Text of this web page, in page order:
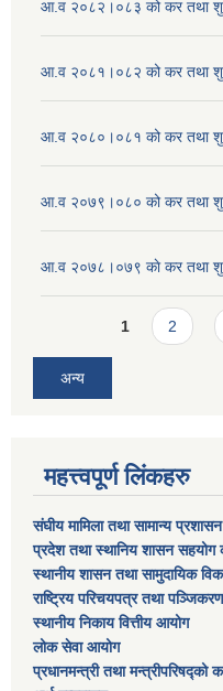
आ.व २०८२।०८३ को कर तथा
आ.व २०८१।०८२ को कर तथा
आ.व २०८०।०८१ को कर तथा
आ.व २०७९।०८० को कर तथा
आ.व २०७८।०७९ काे कर तथा
Pages1 2
अन्य
महत्त्वपूर्ण लिंकहरु
संघीय मामिला तथा सामान्य
प्रदेश तथा स्थानिय शासन सहयोग
स्थानीय शासन तथा सामुदायिक
राष्ट्रिय परिचयपत्र तथा
स्थानीय निकाय वित्तीय आयोग
लोक सेवा आयोग
प्रधानमन्त्री तथा मन्त्रीपरिषद्को